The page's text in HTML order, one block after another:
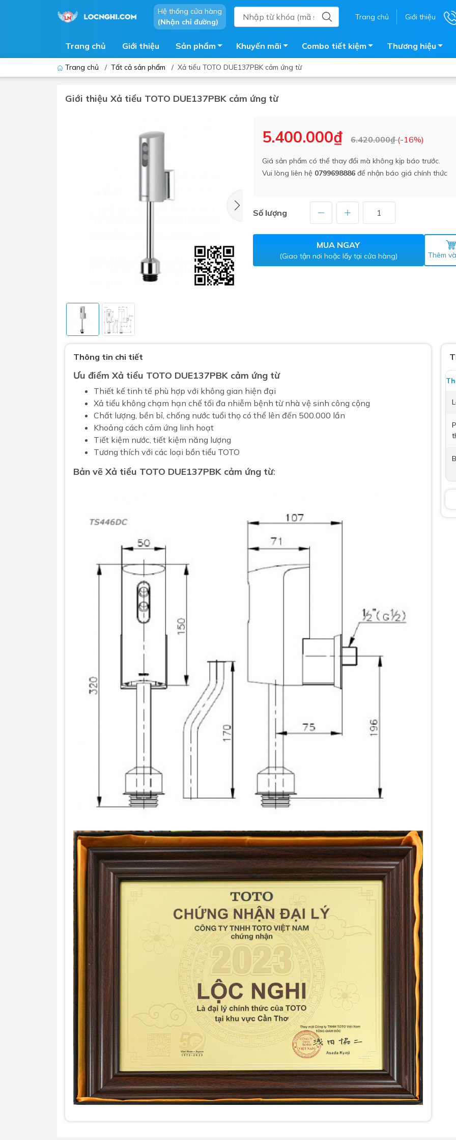
Hệ thống cửa hàng
(Nhận chỉ đường)
Trang chủ Giới thiệu
Trang chủ Giới thiệu Sản phẩm
Lavabo - Chậu rửa mặt
Máy tắm nước nóng điện
Chậu giặt
trời
Bồn bảo ôn
Bồn nhựa tự hoại
Vòi pha nóng lạnh
Vật tư
Máy nước nóng gián tiếp
Phụ kiện nhà vệ sinh
Gương nhà vệ sinh - nhà tắm
Máy sấy tay
Nắp bồn cầu
Nắp điện tử
Combo bồn cầu nhà trọ giá rẻ
Combo thiết bị vệ sinh chính hãng
Combo Máy nước nóng năng lượng
mặt trời
Combo thiết bị vệ sinh cao cấp
Khuyến mãi Combo tiết kiệm Thương hiệu
Trang chủ / Tất cả sản phẩm / Xả tiểu TOTO DUE137PBK cảm ứng từ
Giới thiệu Xả tiểu TOTO DUE137PBK cảm ứng từ
5.400.000₫ 6.420.000₫(-16%)
Giá sản phẩm có thể thay đổi mà không kịp báo trước.
Vui lòng liên hệ 0799698886 để nhận báo giá chính thức
Số lượng
MUA NGAY
(Giao tận nơi hoặc lấy tại cửa hàng) Thêm
Thông tin chi tiết
Ưu điểm Xả tiểu TOTO DUE137PBK cảm ứng từ
Thiết kế tinh tế phù hợp với không gian hiện đại
Xả tiểu không chạm hạn chế tối đa nhiễm bệnh từ nhà vệ sinh công cộng
Chất lượng, bền bỉ, chống nước tuổi thọ có thể lên đến 500.000 lần
Khoảng cách cảm ứng linh hoạt
Tiết kiệm nước, tiết kiệm năng lượng
Tương thích với các loại bồn tiểu TOTO
Bản vẽ Xả tiểu TOTO DUE137PBK cảm ứng từ: